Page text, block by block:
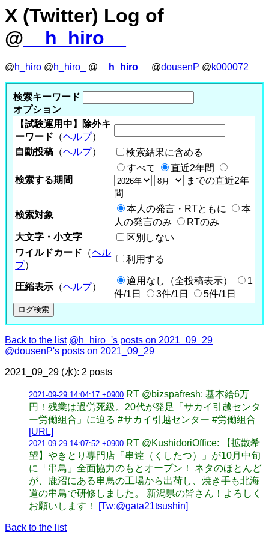
X (Twitter) Log of
@ __h_hiro__
@h_hiro @h_hiro_ @ __h_hiro__ @dousenP @k000072
検索キーワード
オプション
【試験運用中】除外キ
ーワード （ヘルプ）
自動投稿 （ヘルプ） 検索結果に含める
検索する期間
すべて
直近2年間
までの直近2年
間
検索対象
本人の発言・RTともに
本
人の発言のみ
RTのみ
大文字・小文字
区別しない
ワイルドカード （ヘル
プ）
利用する
圧縮表示 （ヘルプ）
適用なし（全投稿表示）
1
件/1日
3件/1日 5件/1日
Back to the list @h_hiro_'s posts on 2021_09_29
@dousenP's posts on 2021_09_29
2021_09_29 (水): 2 posts
2021-09-29 14:04:17 +0900 RT @bizspafresh: 基本給6万
円！残業は過労死級。20代が発足「サカイ引越センタ
ー労働組合」に迫る #サカイ引越センター #労働組合
[URL]
2021-09-29 14:07:52 +0900 RT @KushidoriOffice: 【拡散希
望】やきとり専門店「串逹（くしたつ）」が10月中旬
に「串鳥」全面協力のもとオープン！ ネタのほとんど
が、鹿沼にある串鳥の工場から出荷し、焼き手も北海
道の串鳥で研修しました。 新潟県の皆さん！よろしく
お願いします！
[Tw:@gata21tsushin]
Back to the list